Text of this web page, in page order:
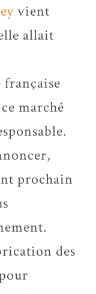
vient
allait
marché
prochain
des